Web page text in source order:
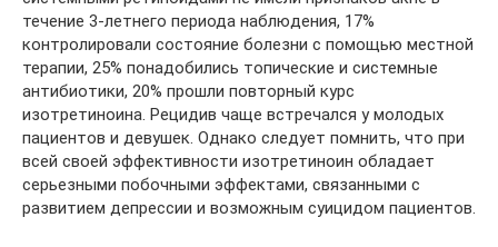
течение 3-летнего периода наблюдения, 17%
контролировали состояние болезни с помощью местной
терапии, 25% понадобились топические и системные
антибиотики, 20% прошли повторный курс
изотретиноина. Рецидив чаще встречался у молодых
пациентов и девушек. Однако следует помнить, что при
всей своей эффективности изотретиноин обладает
серьезными побочными эффектами, связанными с
развитием депрессии и возможным суицидом пациентов.